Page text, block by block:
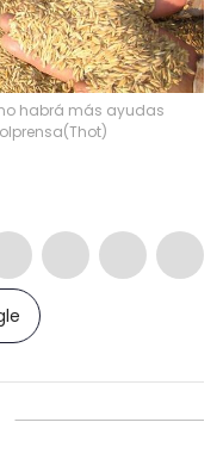
habrá más ayudas
(Thot)